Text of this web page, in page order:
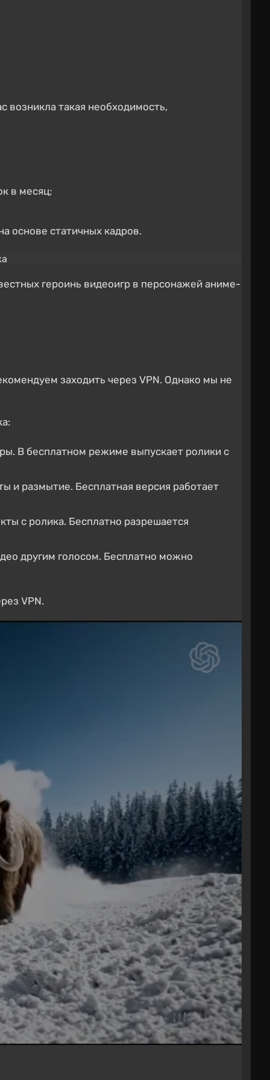
возникла такая необходимость,
в месяц;
основе статичных кадров.
героинь видеоигр в персонажей аниме-
заходить через VPN. Однако мы не
В бесплатном режиме выпускает ролики с
и размытие. Бесплатная версия работает
с ролика. Бесплатно разрешается
другим голосом. Бесплатно можно
VPN.